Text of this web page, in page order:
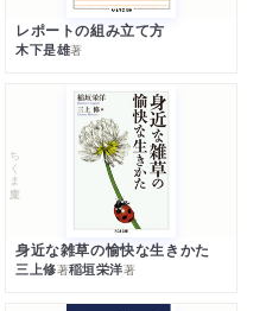
レポートの組み立て方
木下是雄著
ちくま文庫
身近な雑草の愉快な生きかた
三上修著稲垣栄洋著